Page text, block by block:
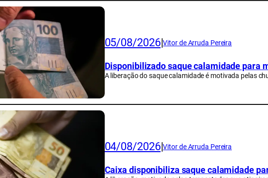
05/08/2026|Vitor de Arruda Pereira
Disponibilizado saque calamidade para
A liberação do saque calamidade é motivada pelas
04/08/2026|Vitor de Arruda Pereira
Caixa disponibiliza saque calamidade